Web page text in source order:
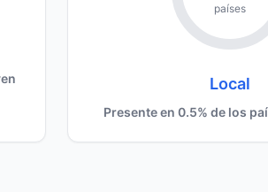
países
Local
Presente en 0.5% de los